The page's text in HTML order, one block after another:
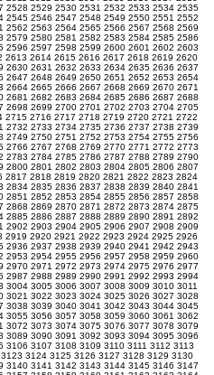
2528 2529 2530 2531 2532 2533 2534 2535
2545 2546 2547 2548 2549 2550 2551 2552
2562 2563 2564 2565 2566 2567 2568 2569
2579 2580 2581 2582 2583 2584 2585 2586
2596 2597 2598 2599 2600 2601 2602 2603
2613 2614 2615 2616 2617 2618 2619 2620
2630 2631 2632 2633 2634 2635 2636 2637
2647 2648 2649 2650 2651 2652 2653 2654
2664 2665 2666 2667 2668 2669 2670 2671
2681 2682 2683 2684 2685 2686 2687 2688
2698 2699 2700 2701 2702 2703 2704 2705
2715 2716 2717 2718 2719 2720 2721 2722
2732 2733 2734 2735 2736 2737 2738 2739
2749 2750 2751 2752 2753 2754 2755 2756
2766 2767 2768 2769 2770 2771 2772 2773
2783 2784 2785 2786 2787 2788 2789 2790
2800 2801 2802 2803 2804 2805 2806 2807
2817 2818 2819 2820 2821 2822 2823 2824
2834 2835 2836 2837 2838 2839 2840 2841
2851 2852 2853 2854 2855 2856 2857 2858
2868 2869 2870 2871 2872 2873 2874 2875
2885 2886 2887 2888 2889 2890 2891 2892
2902 2903 2904 2905 2906 2907 2908 2909
2919 2920 2921 2922 2923 2924 2925 2926
2936 2937 2938 2939 2940 2941 2942 2943
2953 2954 2955 2956 2957 2958 2959 2960
2970 2971 2972 2973 2974 2975 2976 2977
2987 2988 2989 2990 2991 2992 2993 2994
3004 3005 3006 3007 3008 3009 3010 3011
3021 3022 3023 3024 3025 3026 3027 3028
3038 3039 3040 3041 3042 3043 3044 3045
3055 3056 3057 3058 3059 3060 3061 3062
3072 3073 3074 3075 3076 3077 3078 3079
3089 3090 3091 3092 3093 3094 3095 3096
3106 3107 3108 3109 3110 3111 3112 3113
3123 3124 3125 3126 3127 3128 3129 3130
3140 3141 3142 3143 3144 3145 3146 3147